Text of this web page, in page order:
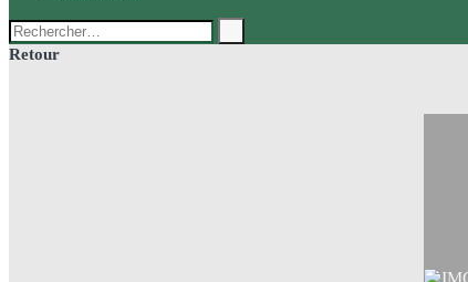
Rechercher :
Retour